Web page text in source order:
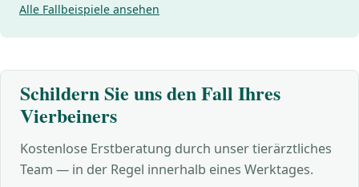
Alle Fallbeispiele ansehen
Schildern Sie uns den Fall Ihres
Vierbeiners
Kostenlose Erstberatung durch unser tierärztliches
Team — in der Regel innerhalb eines Werktages.